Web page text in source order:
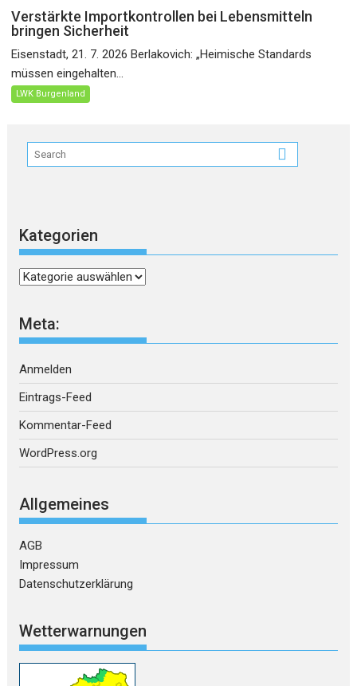
Verstärkte Importkontrollen bei Lebensmitteln
bringen Sicherheit
Eisenstadt, 21. 7. 2026 Berlakovich: „Heimische Standards
müssen eingehalten...
LWK Burgenland
Kategorien
Kategorien
Meta:
Anmelden
Eintrags-Feed
Kommentar-Feed
WordPress.org
Allgemeines
AGB
Impressum
Datenschutzerklärung
Wetterwarnungen